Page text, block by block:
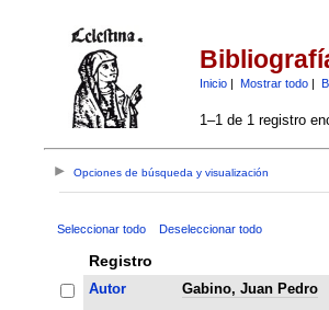
Inicio| Mostrar todo|
1–1 de 1 registro
Opciones de búsqueda y visualización
Seleccionar todo Deseleccionar todo
Registro
Autor
Gabino, Juan Pedro